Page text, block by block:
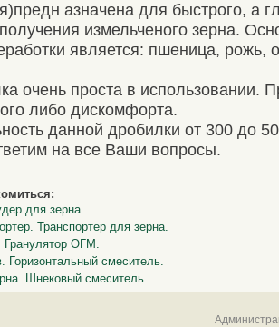
азначена для быстрого, а
измельченого зерна.
является: пшеница, рожь,
очень проста в использовании.
либо дискомфорта.
данной дробилки от 300 до
на все Ваши вопросы.
для зерна.
Транспортер для зерна.
Гранулятор ОГМ.
Горизонтальный смеситель.
Шнековый смеситель.